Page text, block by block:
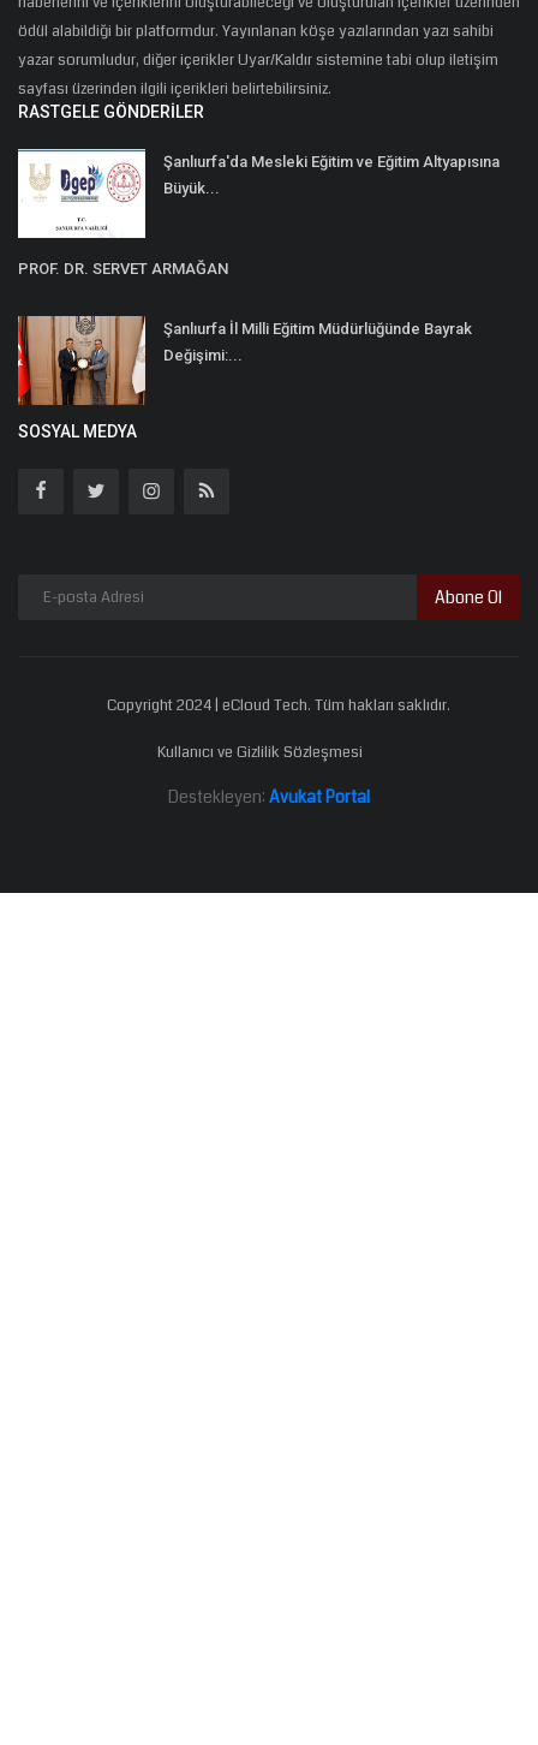
ödül alabildiği bir platformdur. Yayınlanan köşe yazılarından yazı sahibi
yazar sorumludur, diğer içerikler Uyar/Kaldır sistemine tabi olup iletişim
sayfası üzerinden ilgili içerikleri belirtebilirsiniz.
RASTGELE GÖNDERILER
Şanlıurfa'da Mesleki Eğitim ve Eğitim Altyapısına
Büyük...
PROF. DR. SERVET ARMAĞAN
Şanlıurfa İl Milli Eğitim Müdürlüğünde Bayrak
Değişimi:...
SOSYAL MEDYA
Abone Ol
Copyright 2024 | eCloud Tech. Tüm hakları saklıdır.
Kullanıcı ve Gizlilik Sözleşmesi
Destekleyen: Avukat Portal